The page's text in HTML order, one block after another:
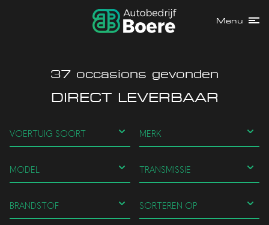
Menu
37 occasions gevonden
DIRECT LEVERBAAR